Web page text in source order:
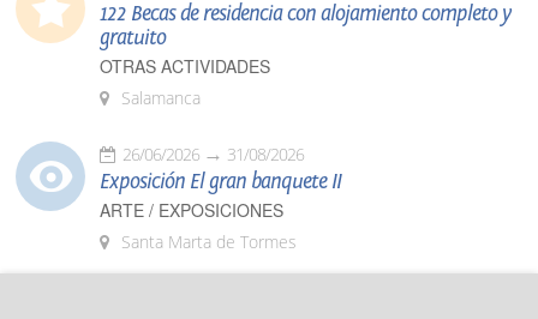
122 Becas de residencia con alojamiento completo y
gratuito
OTRAS ACTIVIDADES
Salamanca
26/06/2026 31/08/2026
Exposición El gran banquete II
ARTE / EXPOSICIONES
Santa Marta de Tormes